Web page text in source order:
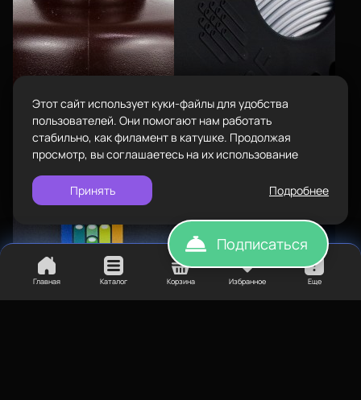
Главная Каталог Корзина Избранное Еще
Наборы
Сопутствующие товары
Комплектующие
Подарочные сертификаты
Пн-Вс с 10:00 до 18:00
Задать вопрос
info@bestfilament.ru
Политика конфиденциальности
Этот сайт использует куки-файлы для удобства
пользователей. Они помогают нам работать
стабильно, как филамент в катушке. Продолжая
просмотр, вы соглашаетесь на их использование
Принять Подробнее
Подписаться